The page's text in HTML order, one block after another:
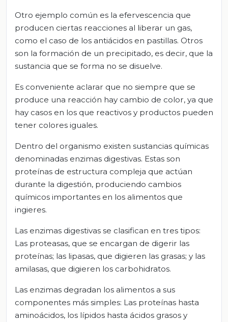
Otro ejemplo común es la efervescencia que
producen ciertas reacciones al liberar un gas,
como el caso de los antiácidos en pastillas. Otros
son la formación de un precipitado, es decir, que la
sustancia que se forma no se disuelve.
Es conveniente aclarar que no siempre que se
produce una reacción hay cambio de color, ya que
hay casos en los que reactivos y productos pueden
tener colores iguales.
Dentro del organismo existen sustancias químicas
denominadas enzimas digestivas. Estas son
proteínas de estructura compleja que actúan
durante la digestión, produciendo cambios
químicos importantes en los alimentos que
ingieres.
Las enzimas digestivas se clasifican en tres tipos:
Las proteasas, que se encargan de digerir las
proteínas; las lipasas, que digieren las grasas; y las
amilasas, que digieren los carbohidratos.
Las enzimas degradan los alimentos a sus
componentes más simples: Las proteínas hasta
aminoácidos, los lípidos hasta ácidos grasos y